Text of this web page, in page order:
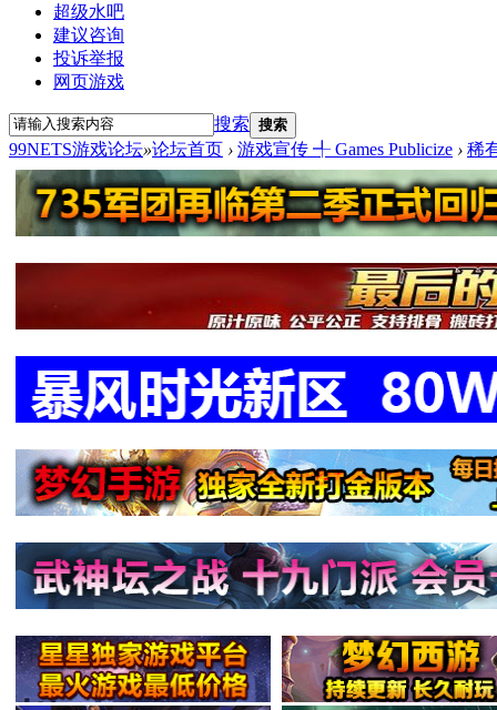
超级水吧
建议咨询
投诉举报
网页游戏
搜索 搜索
99NETS游戏论坛»论坛首页 › 游戏宣传 ╃ Games Publicize › 稀